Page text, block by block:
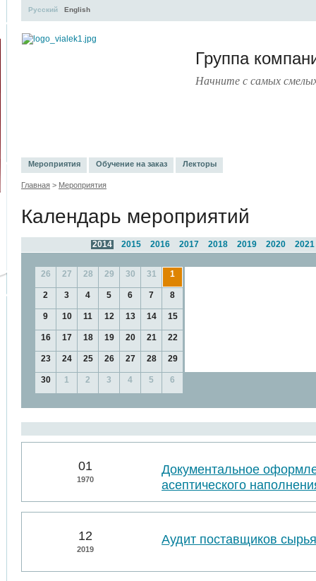
Группа
Начните с самых
Русский English
Мероприятия Обучение на заказ Лекторы
Главная > Мероприятия
Календарь мероприятий
2021
2020
2019
2018
2017
2016
2015
2014
26 27 28 29 30 31 1
2 3 4 5 6 7 8
9 10 11 12 13 14 15
16 17 18 19 20 21 22
23 24 25 26 27 28 29
30 1 2 3 4 5 6
01
1970
Документальное
асептического
12
2019
Аудит поставщиков